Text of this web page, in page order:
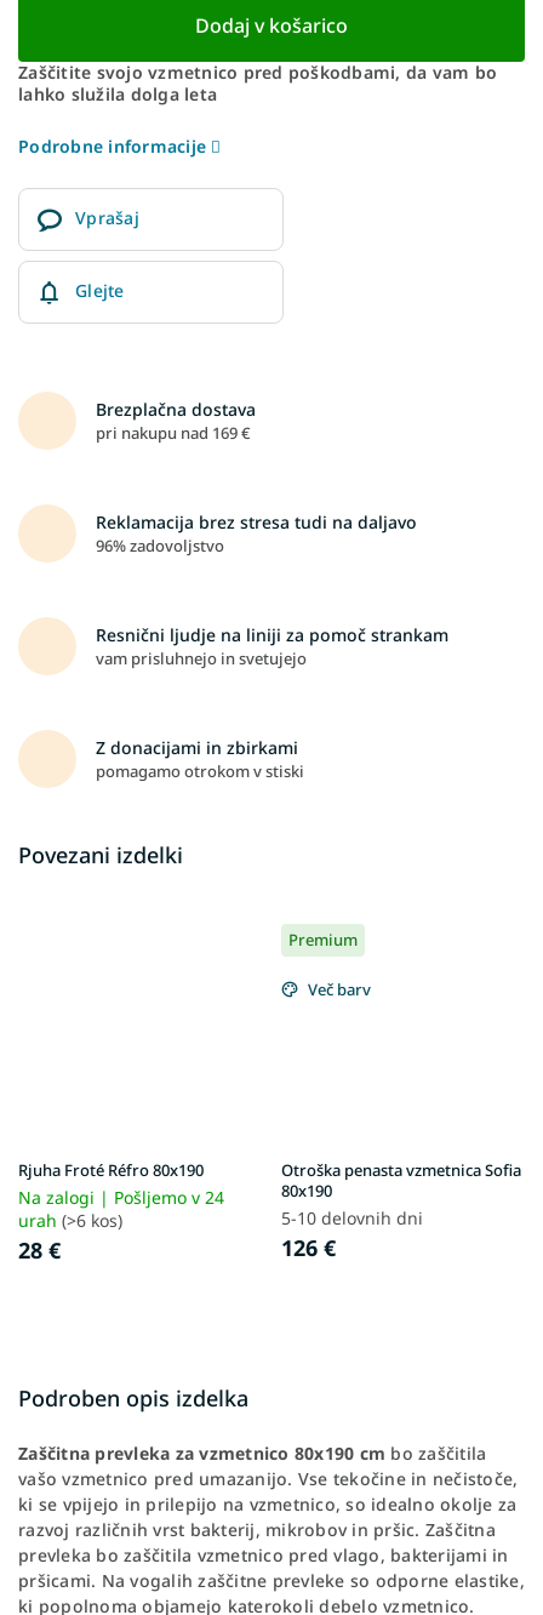
Dodaj v košarico
Zaščitite svojo vzmetnico pred poškodbami, da vam bo
lahko služila dolga leta
Podrobne informacije
Vprašaj
Glejte
Brezplačna dostava
pri nakupu nad 169 €
Reklamacija brez stresa tudi na daljavo
96% zadovoljstvo
Resnični ljudje na liniji za pomoč strankam
vam prisluhnejo in svetujejo
Z donacijami in zbirkami
pomagamo otrokom v stiski
Povezani izdelki
Rjuha Froté Réfro 80x190
Na zalogi | Pošljemo v 24
urah (>6 kos)
28 €
Premium
Več barv
Otroška penasta vzmetnica Sofia
80x190
5-10 delovnih dni
126 €
Podroben opis izdelka
Zaščitna prevleka za vzmetnico 80x190 cm bo zaščitila
vašo vzmetnico pred umazanijo. Vse tekočine in nečistoče,
ki se vpijejo in prilepijo na vzmetnico, so idealno okolje za
razvoj različnih vrst bakterij, mikrobov in pršic. Zaščitna
prevleka bo zaščitila vzmetnico pred vlago, bakterijami in
pršicami. Na vogalih zaščitne prevleke so odporne elastike,
ki popolnoma objamejo katerokoli debelo vzmetnico.